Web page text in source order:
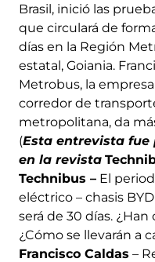
Brasil, inició las
que circulará de
días en la Región
estatal, Goiania.
Metrobus, la
corredor de
metropolitana, da
(Esta entrevista
en la revista
Technibus – El
eléctrico – chasis
será de 30 días.
¿Cómo se llevarán a
Francisco Caldas –